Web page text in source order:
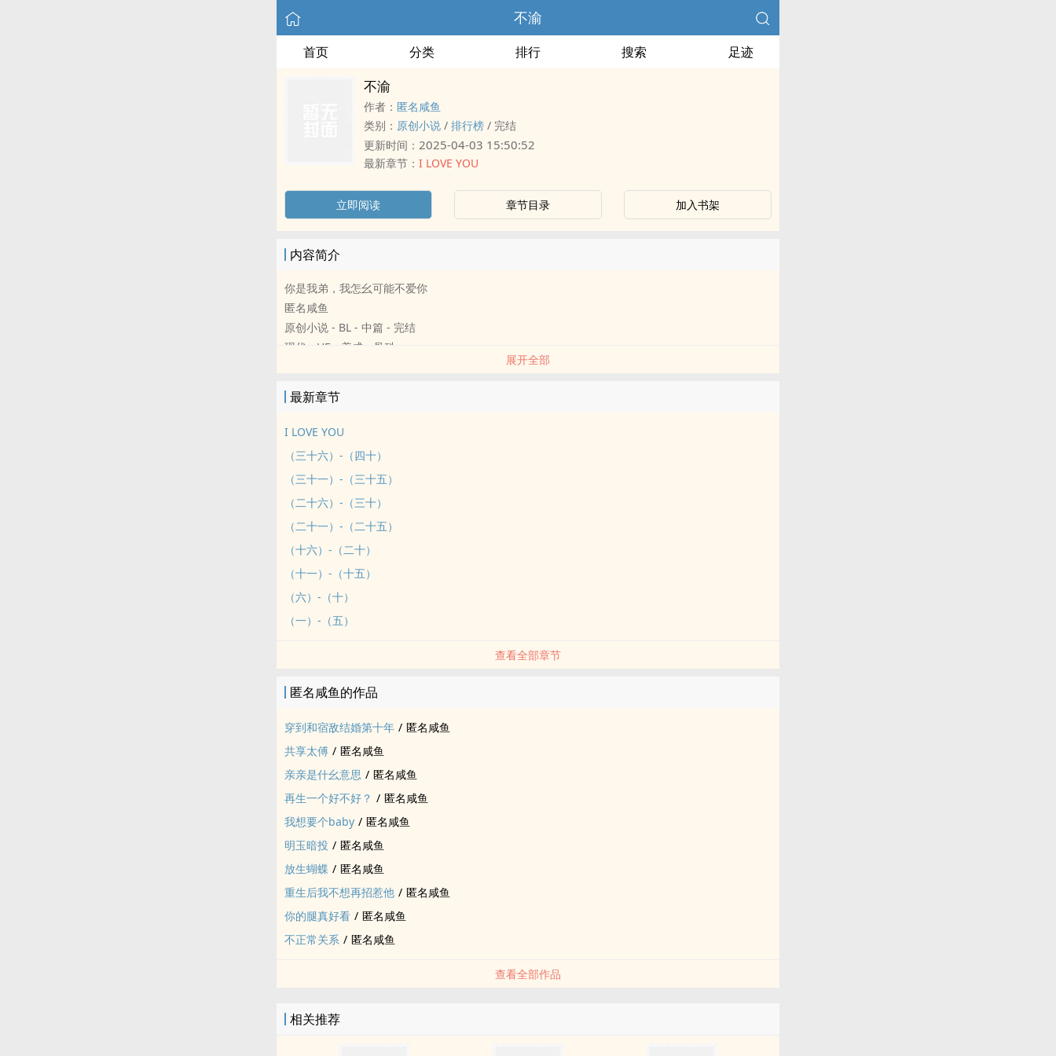
不渝
首页 分类 排行 搜索 足迹
不渝
作者： 匿名咸鱼
类别： 原创小说 / 排行榜 / 完结
更新时间： 2025-04-03 15:50:52
最新章节： I LOVE YOU
立即阅读 章节目录 加入书架
内容简介
你是我弟，我怎幺可能不爱你
匿名咸鱼
原创小说 - BL - 中篇 - 完结
现代 - HE - 养成 - 骨科
程肆×程渝
无聊时随便写的产物，随意看
展开全部
最新章节
I LOVE YOU
（三十六）-（四十）
（三十一）-（三十五）
（二十六）-（三十）
（二十一）-（二十五）
（十六）-（二十）
（十一）-（十五）
（六）-（十）
（一）-（五）
查看全部章节
匿名咸鱼的作品
穿到和宿敌结婚第十年 / 匿名咸鱼
共享太傅 / 匿名咸鱼
亲亲是什幺意思 / 匿名咸鱼
再生一个好不好？ / 匿名咸鱼
我想要个baby / 匿名咸鱼
明玉暗投 / 匿名咸鱼
放生蝴蝶 / 匿名咸鱼
重生后我不想再招惹他 / 匿名咸鱼
你的腿真好看 / 匿名咸鱼
不正常关系 / 匿名咸鱼
查看全部作品
相关推荐